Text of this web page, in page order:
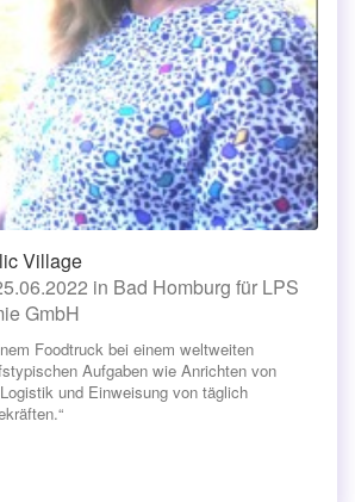
Village
in Bad Homburg für LPS
GmbH
Foodtruck bei einem weltweiten
Aufgaben wie Anrichten von
und Einweisung von täglich